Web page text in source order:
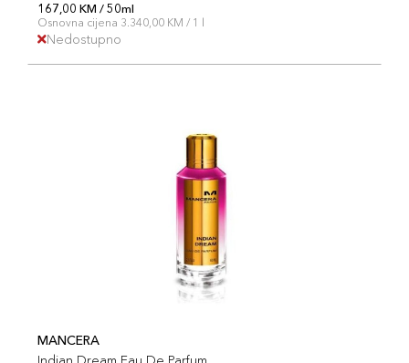
167,00 KM / 50ml
Osnovna cijena 3.340,00 KM / 1 l
Nedostupno
MANCERA